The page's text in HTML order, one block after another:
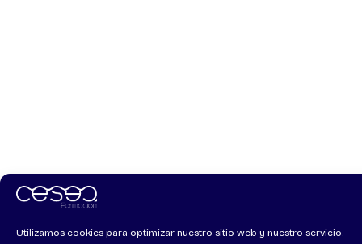
Utilizamos cookies para optimizar nuestro sitio web y nuestro servicio.